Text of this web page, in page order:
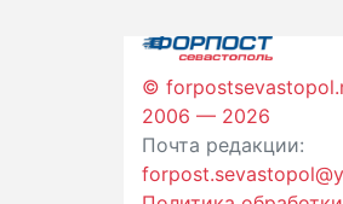
©
2006 — 2026
Почта редакции: